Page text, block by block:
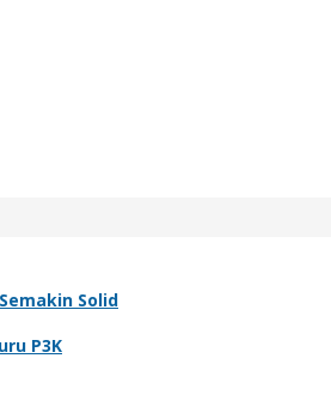
Solid
P3K